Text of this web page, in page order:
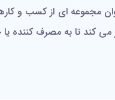
مجموعه ای از کسب و
کند تا به مصرف کننده یا